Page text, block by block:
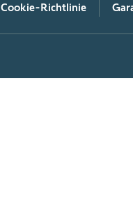
Cookie-Richtlinie